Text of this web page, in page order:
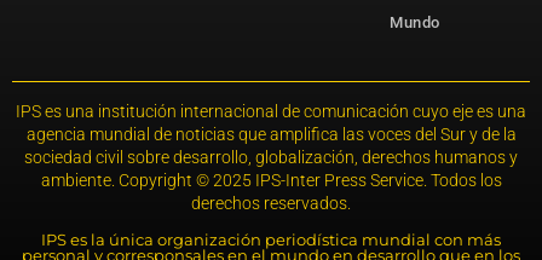
Mundo
IPS es una institución internacional de comunicación cuyo eje es una
agencia mundial de noticias que amplifica las voces del Sur y de la
sociedad civil sobre desarrollo, globalización, derechos humanos y
ambiente. Copyright © 2025 IPS-Inter Press Service. Todos los
derechos reservados.
IPS es la única organización periodística mundial con más
personal y corresponsales en el mundo en desarrollo que en los